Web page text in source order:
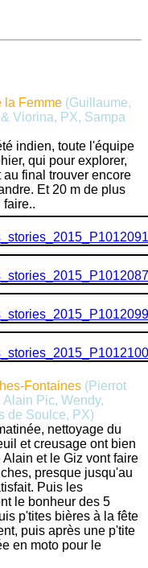
la Femme (Guillaume,
Viorina, PX, Sampa
indien, toute l'équipe
qui pour explorer,
au final trouver encore
Et 20 m de plus
faire..
Fontaines (Pierrot
Pic, Wendy,
de Soulce, PX)
nettoyage du
et creusage ont bien
et le Giz vont faire
presque jusqu'au
Puis les
le bonheur des 5
p'tites bières à la fête
puis après une p'tite
en moto pour le